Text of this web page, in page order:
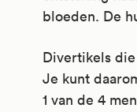
Het
Kijk
soms
wordt
Kijk
door
bloeden. De
Divertikels
Je kunt
1 van de 4